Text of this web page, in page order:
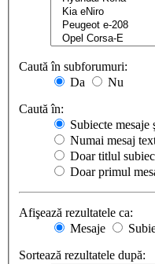
Caută în subforumuri:
Da
Nu
Caută în:
Subiecte
Numai mesaj
Doar titlul
Doar primul
Afişează rezultatele ca:
Mesaje
Sortează rezultatele după: